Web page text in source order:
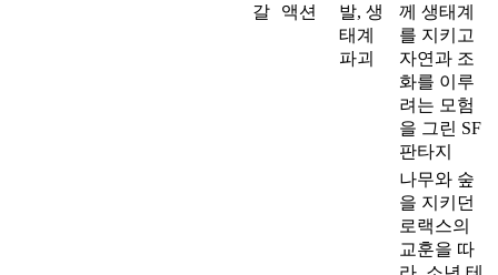
갈
액션
발, 생
태계
파괴
께 생태계
를 지키고
자연과 조
화를 이루
려는 모험
을 그린 SF
판타지
나무와 숲
을 지키던
로랙스의
교훈을 따